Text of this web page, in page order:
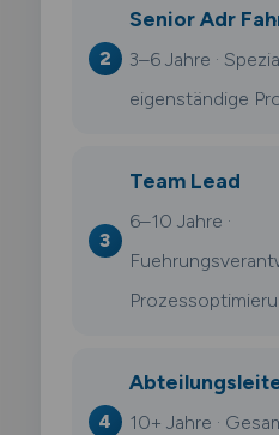
Senior Adr
3–6 Jahre ·
eigenständige
Team Lead
6–10 Jahre ·
10+ Jahre ·